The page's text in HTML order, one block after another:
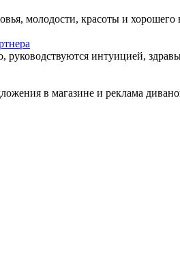
молодости, красоты и хорошего
интуицией,
в магазине и реклама